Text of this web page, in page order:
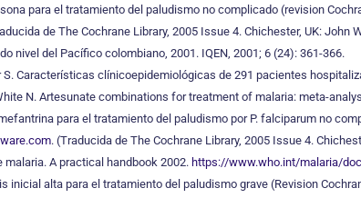
para el tratamiento del paludismo no complicado (revision
de The Cochrane Library, 2005 Issue 4. Chichester, UK: John
nivel del Pacífico colombiano, 2001. IQEN, 2001; 6 (24): 361-366.
S. Características clínicoepidemiológicas de 291 pacientes
N. Artesunate combinations for treatment of malaria: meta-
para el tratamiento del paludismo por P. falciparum no
. (Traducida de The Cochrane Library, 2005 Issue 4.
A practical handbook 2002. https://www.who.int/malaria/
inicial alta para el tratamiento del paludismo grave (Revision